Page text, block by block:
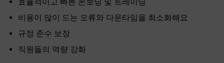
비용이 많이 드는 오류와 다운타임을 최소화해요
규정 준수 보장
직원들의 역량 강화